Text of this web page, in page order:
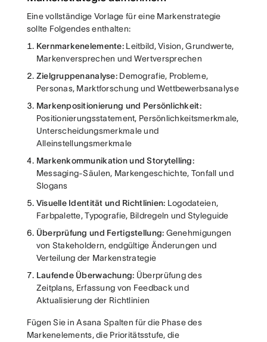
Eine vollständige Vorlage für eine Markenstrategie
sollte Folgendes enthalten:
Kernmarkenelemente: Leitbild, Vision, Grundwerte,
Markenversprechen und Wertversprechen
Zielgruppenanalyse: Demografie, Probleme,
Personas, Marktforschung und Wettbewerbsanalyse
Markenpositionierung und Persönlichkeit:
Positionierungsstatement, Persönlichkeitsmerkmale,
Unterscheidungsmerkmale und
Alleinstellungsmerkmale
Markenkommunikation und Storytelling:
Messaging-Säulen, Markengeschichte, Tonfall und
Slogans
Visuelle Identität und Richtlinien: Logodateien,
Farbpalette, Typografie, Bildregeln und Styleguide
Überprüfung und Fertigstellung: Genehmigungen
von Stakeholdern, endgültige Änderungen und
Verteilung der Markenstrategie
Laufende Überwachung: Überprüfung des
Zeitplans, Erfassung von Feedback und
Aktualisierung der Richtlinien
Fügen Sie in Asana Spalten für die Phase des
Markenelements, die Prioritätsstufe, die